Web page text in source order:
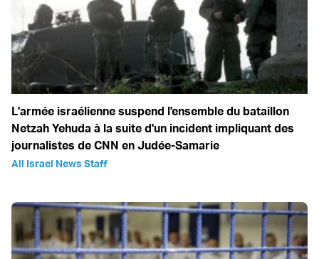
L'armée israélienne suspend l'ensemble du bataillon
Netzah Yehuda à la suite d'un incident impliquant des
journalistes de CNN en Judée-Samarie
All Israel News Staff